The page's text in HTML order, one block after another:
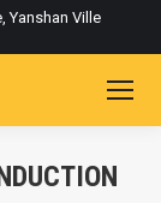
Yanshan Ville